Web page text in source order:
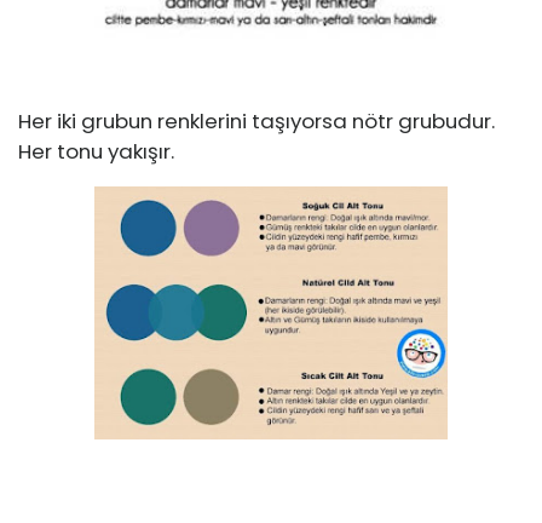
Her iki grubun renklerini taşıyorsa nötr grubudur.
Her tonu yakışır.